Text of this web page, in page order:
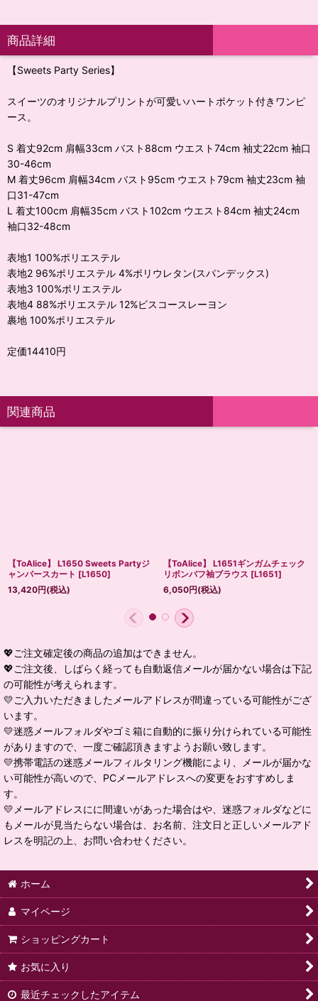
商品詳細
【Sweets Party Series】
スイーツのオリジナルプリントが可愛いハートポケット付きワンピ
ース。
S 着丈92cm 肩幅33cm バスト88cm ウエスト74cm 袖丈22cm 袖口
30-46cm
M 着丈96cm 肩幅34cm バスト95cm ウエスト79cm 袖丈23cm 袖
口31-47cm
L 着丈100cm 肩幅35cm バスト102cm ウエスト84cm 袖丈24cm
袖口32-48cm
表地1 100%ポリエステル
表地2 96%ポリエステル 4%ポリウレタン(スパンデックス)
表地3 100%ポリエステル
表地4 88%ポリエステル 12%ビスコースレーヨン
裹地 100%ポリエステル
定価14410円
関連商品
【ToAlice】 L1650 Sweets Partyジ
ャンパースカート [L1650]
13,420円(税込)
【ToAlice】 L1651ギンガムチェック
リボンパフ袖ブラウス [L1651]
6,050円(税込)
💖ご注文確定後の商品の追加はできません。
💖ご注文後、しばらく経っても自動返信メールが届かない場合は下記
の可能性が考えられます。
💛ご入力いただきましたメールアドレスが間違っている可能性がござ
います。
💛迷惑メールフォルダやゴミ箱に自動的に振り分けられている可能性
がありますので、一度ご確認頂きますようお願い致します。
💛携帯電話の迷惑メールフィルタリング機能により、メールが届かな
い可能性が高いので、PCメールアドレスへの変更をおすすめしま
す。
💛メールアドレスにに間違いがあった場合はや、迷惑フォルダなどに
もメールが見当たらない場合は、お名前、注文日と正しいメールアド
レスを明記の上、お問い合わせください。
ホーム
マイページ
ショッピングカート
お気に入り
最近チェックしたアイテム